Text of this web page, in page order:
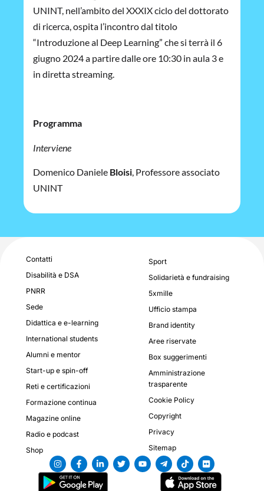
UNINT, nell’ambito del XXXIX ciclo del dottorato
di ricerca, ospita l’incontro dal titolo
“Introduzione al Deep Learning” che si terrà il 6
giugno 2024 a partire dalle ore 10:30 in aula 3 e
in diretta streaming.
Programma
Interviene
Domenico Daniele Bloisi, Professore associato
UNINT
Contatti
Disabilità e DSA
PNRR
Sede
Didattica e e-learning
International students
Alumni e mentor
Start-up e spin-off
Reti e certificazioni
Formazione continua
Magazine online
Radio e podcast
Shop
Sport
Solidarietà e fundraising
5xmille
Ufficio stampa
Brand identity
Aree riservate
Box suggerimenti
Amministrazione
trasparente
Cookie Policy
Copyright
Privacy
Sitemap